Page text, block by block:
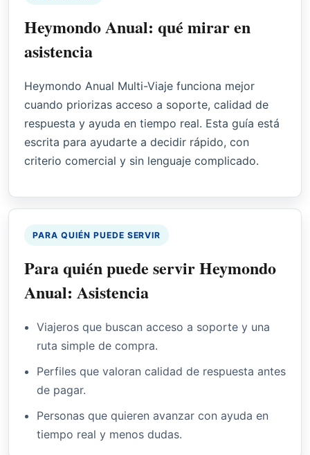
Heymondo Anual: qué mirar en
asistencia
Heymondo Anual Multi-Viaje funciona mejor
cuando priorizas acceso a soporte, calidad de
respuesta y ayuda en tiempo real. Esta guía está
escrita para ayudarte a decidir rápido, con
criterio comercial y sin lenguaje complicado.
PARA QUIÉN PUEDE SERVIR
Para quién puede servir Heymondo
Anual: Asistencia
Viajeros que buscan acceso a soporte y una
ruta simple de compra.
Perfiles que valoran calidad de respuesta antes
de pagar.
Personas que quieren avanzar con ayuda en
tiempo real y menos dudas.